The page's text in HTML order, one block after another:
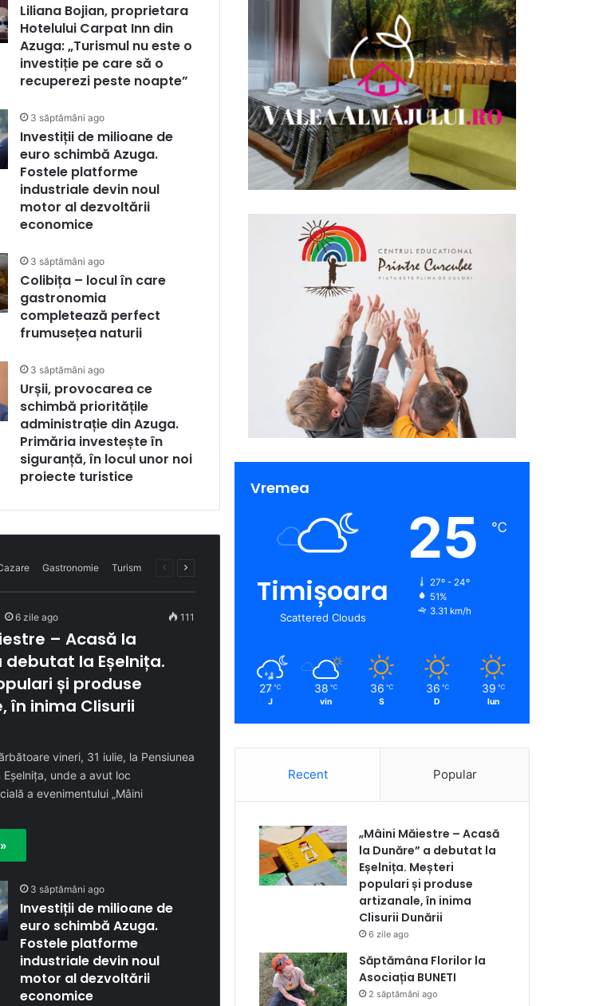
Liliana Bojian, proprietara
Hotelului Carpat Inn din
Azuga: „Turismul nu este o
investiție pe care să o
recuperezi peste noapte”
3 săptămâni ago
Investiții de milioane de
euro schimbă Azuga.
Fostele platforme
industriale devin noul
motor al dezvoltării
economice
3 săptămâni ago
Colibița – locul în care
gastronomia
completează perfect
frumusețea naturii
3 săptămâni ago
Urșii, provocarea ce
schimbă prioritățile
administrație din Azuga.
Primăria investește în
siguranță, în locul unor noi
proiecte turistice
Gastronomie Turism
Previous
6 zile ago 111
– Acasă la
debutat la Eșelnița.
și produse
în inima Clisurii
vineri, 31 iulie, la Pensiunea
Eșelnița, unde a avut loc
a evenimentului „Mâini
3 săptămâni ago
Investiții de milioane de
euro schimbă Azuga.
Fostele platforme
industriale devin noul
motor al dezvoltării
economice
Vremea
Timișoara
Scattered Clouds
25 ℃
27º - 24º
51%
3.31 km/h
27 ℃
J
38 ℃
vin
36 ℃
S
36 ℃
D
39 ℃
lun
Recent Popular
„Mâini Măiestre – Acasă
la Dunăre” a debutat la
Eșelnița. Meșteri
populari și produse
artizanale, în inima
Clisurii Dunării
6 zile ago
Săptămâna Florilor la
Asociația BUNETI
2 săptămâni ago